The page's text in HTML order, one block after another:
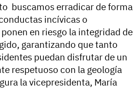
buscamos erradicar de forma
incívicas o
en riesgo la integridad de
garantizando que tanto
puedan disfrutar de un
respetuoso con la geología
la vicepresidenta, María